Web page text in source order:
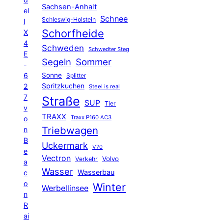
el
l
X
4
E
-
6
2
7
v
o
n
B
e
a
c
o
n
R
ai
Sachsen-Anhalt
Schleswig-Holstein Schnee
Schorfheide
Schweden Schwedter Steg
Segeln Sommer
Sonne Splitter
Spritzkuchen Steel is real
Straße SUP Tier
TRAXX Traxx P160 AC3
Triebwagen
Uckermark V70
Vectron Verkehr Volvo
Wasser Wasserbau
Werbellinsee Winter